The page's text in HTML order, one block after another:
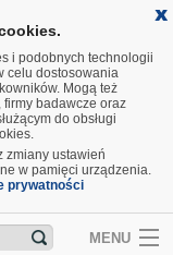
i podobnych technologii
celu dostosowania
Mogą też
firmy badawcze oraz
do obsługi
zmiany ustawień
w pamięci urządzenia.
prywatności
MENU